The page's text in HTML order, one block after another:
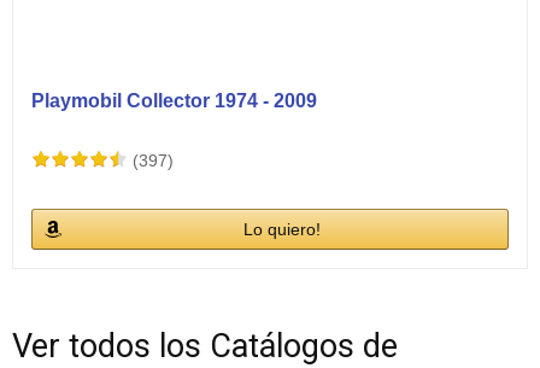
Playmobil Collector 1974 - 2009
(397)
Lo quiero!
Ver todos los Catálogos de